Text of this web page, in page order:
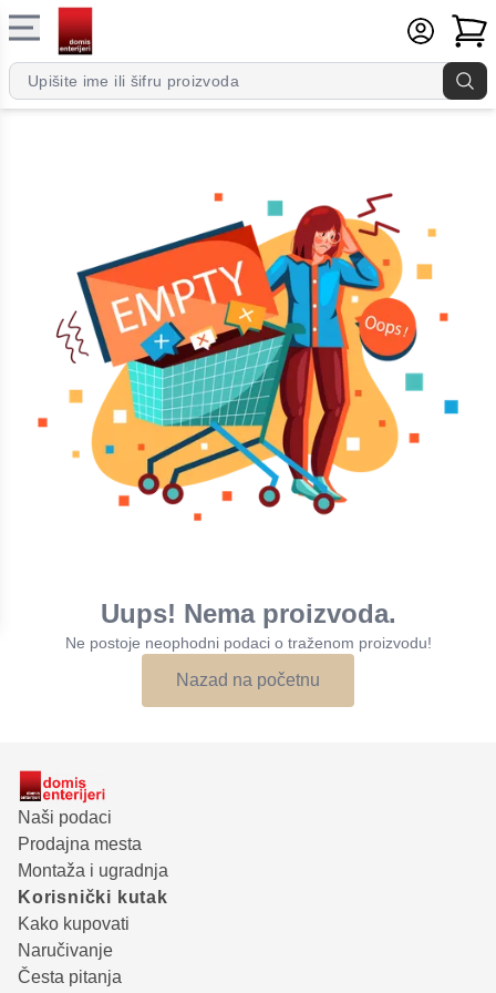
Uups! Nema proizvoda.
Ne postoje neophodni podaci o traženom proizvodu!
Nazad na početnu
Naši podaci
Prodajna mesta
Montaža i ugradnja
Korisnički kutak
Kako kupovati
Naručivanje
Česta pitanja